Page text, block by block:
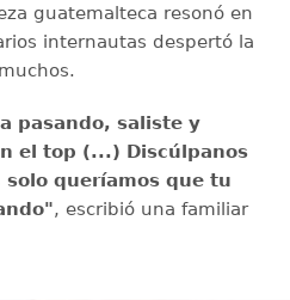
guatemalteca resonó en
internautas despertó la
pasando, saliste y
el top (...) Discúlpanos
queríamos que tu
, escribió una familiar